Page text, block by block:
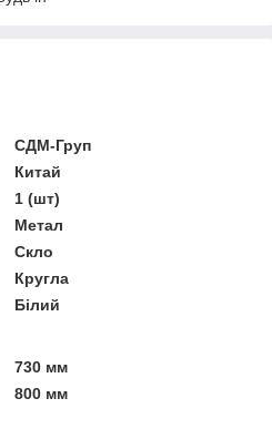
СДМ-Груп
Китай
1 (шт)
Метал
Скло
Кругла
Білий
730 мм
800 мм